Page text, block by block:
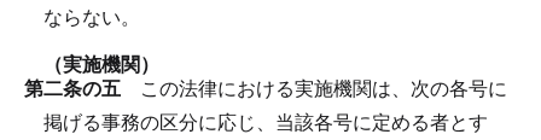
ならない。
（実施機関）
第二条の五
この法律における実施機関は、次の各号に
掲げる事務の区分に応じ、当該各号に定める者とす